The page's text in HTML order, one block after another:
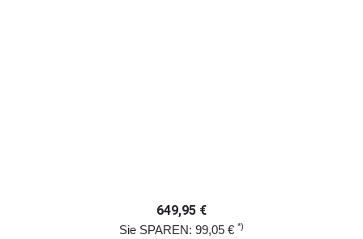
649,95 €
Sie SPAREN: 99,05 € *)